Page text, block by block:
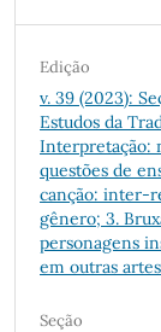
Edição
v. 39 (2023):
Estudos da
Interpretação:
questões de
canção: inter-
gênero; 3.
personagens
em outras
Seção